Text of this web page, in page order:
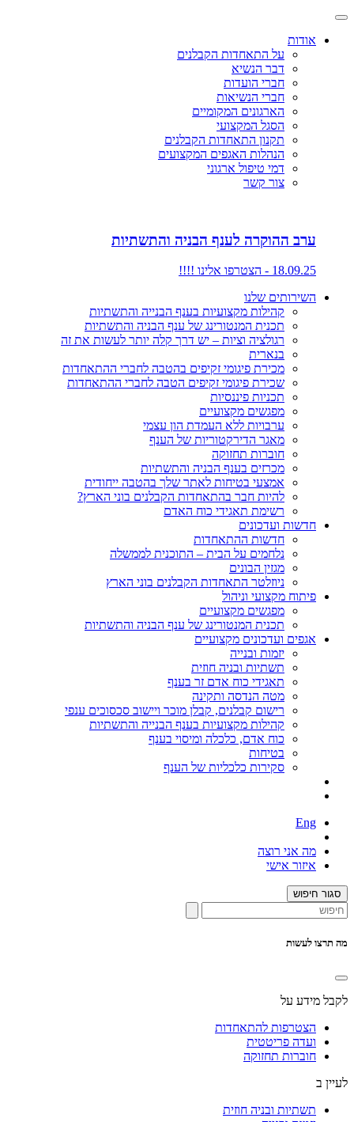
אודות
על התאחדות הקבלנים
דבר הנשיא
חברי הועדות
חברי הנשיאות
הארגונים המקומיים
הסגל המקצועי
תקנון התאחדות הקבלנים
הנהלות האגפים המקצועים
דמי טיפול ארגוני
צור קשר
ערב ההוקרה לענף הבניה והתשתיות
18.09.25 - הצטרפו אלינו !!!!
השירותים שלנו
קהילות מקצועיות בענף הבנייה והתשתיות
תכנית המנטורינג של ענף הבניה והתשתיות
רגולציה וציות – יש דרך קלה יותר לעשות את זה
בנארית
מכירת פיגומי זקיפים בהטבה לחברי ההתאחדות
שכירת פיגומי זקיפים הטבה לחברי ההתאחדות
תכניות פיננסיות
מפגשים מקצועיים
ערבויות ללא העמדת הון עצמי
מאגר הדירקטוריות של הענף
חוברות תחזוקה
מכרזים בענף הבניה והתשתיות
אמצעי בטיחות לאתר שלך בהטבה ייחודית
להיות חבר בהתאחדות הקבלנים בוני הארץ?
רשימת תאגידי כוח האדם
חדשות ועדכונים
חדשות ההתאחדות
נלחמים על הבית – התוכנית לממשלה
מגזין הבונים
ניוזלטר התאחדות הקבלנים בוני הארץ
פיתוח מקצועי וניהול
מפגשים מקצועיים
תכנית המנטורינג של ענף הבניה והתשתיות
אגפים ועדכונים מקצועיים
יזמות ובנייה
תשתיות ובניה חוזית
תאגידי כוח אדם זר בענף
מטה הנדסה ותקינה
רישום קבלנים, קבלן מוכר ויישוב סכסוכים ענפי
קהילות מקצועיות בענף הבנייה והתשתיות
כוח אדם, כלכלה ומיסוי בענף
בטיחות
סקירות כלכליות של הענף
Eng
מה אני רוצה
איזור אישי
סגור חיפוש
מה תרצו לעשות
לקבל מידע על
הצטרפות להתאחדות
ועדה פריטטית
חוברות תחזוקה
לעיין ב
תשתיות ובניה חוזית